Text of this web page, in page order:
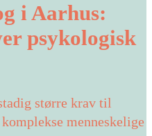
i Aarhus:
psykologisk
større krav til
menneskelige